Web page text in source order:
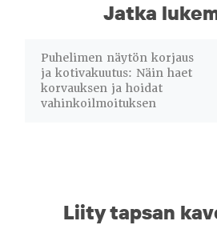
Jatka
Puhelimen näytön korjaus
ja kotivakuutus: Näin haet
korvauksen ja hoidat
vahinkoilmoituksen
Liity tapsan